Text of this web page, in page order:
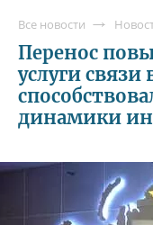
Все новости
Перенос
услуги связи
динамики